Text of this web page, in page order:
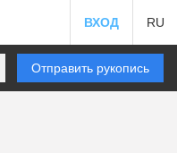
ВХОД RU
Отправить рукопись